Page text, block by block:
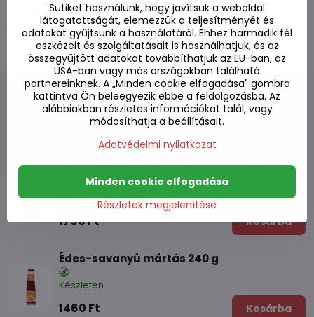
Leírás
Fórum 0
Alternatív termékek
Készleten
1790 Ft Kosárba
Édes-savanyú mártás 240 g
Készleten
1460 Ft Kosárba
Sütiket használunk, hogy javítsuk a weboldal
látogatottságát, elemezzük a teljesítményét és
adatokat gyűjtsünk a használatáról. Ehhez harmadik fél
eszközeit és szolgáltatásait is használhatjuk, és az
összegyűjtött adatokat továbbíthatjuk az EU-ban, az
USA-ban vagy más országokban található
partnereinknek. A „Minden cookie elfogadása" gombra
kattintva Ön beleegyezik ebbe a feldolgozásba. Az
alábbiakban részletes információkat talál, vagy
módosíthatja a beállításait.
Adatvédelmi nyilatkozat
Részletek megjelenítése
Minden cookie elfogadása